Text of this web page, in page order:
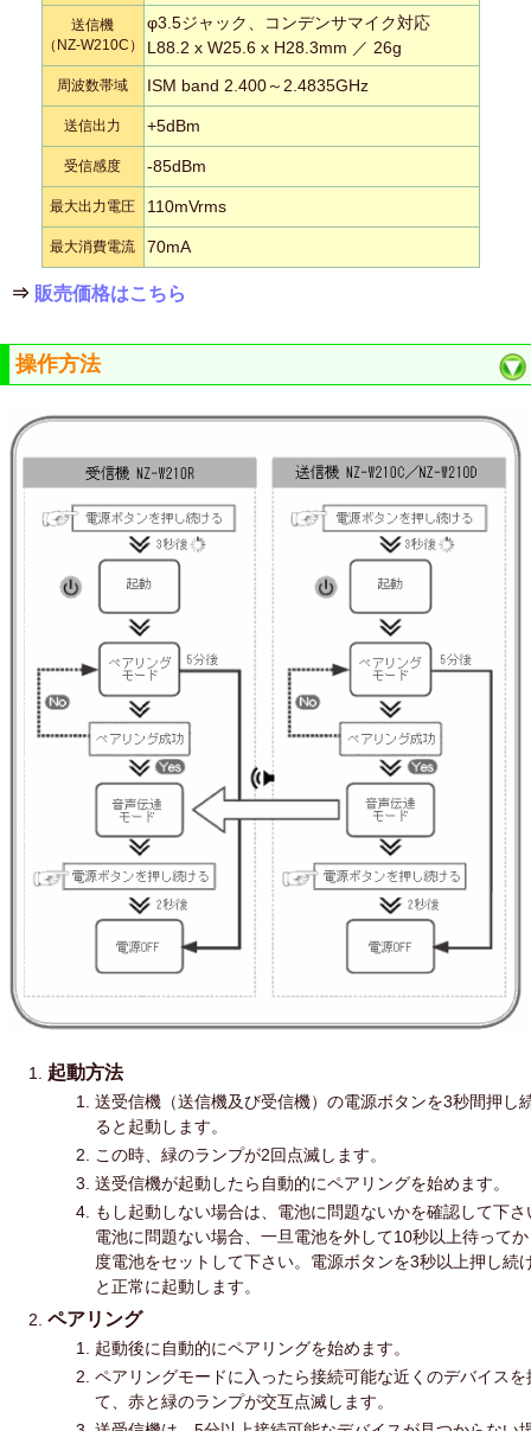
送信機
（NZ-W210C）
φ3.5ジャック、コンデンサマイク対応
L88.2 x W25.6 x H28.3mm ／ 26g
周波数帯域 ISM band 2.400～2.4835GHz
送信出力 +5dBm
受信感度 -85dBm
最大出力電圧 110mVrms
最大消費電流 70mA
⇒ 販売価格はこちら
操作方法
起動方法
送受信機（送信機及び受信機）の電源ボタンを3秒間押し
ると起動します。
この時、緑のランプが2回点滅します。
送受信機が起動したら自動的にペアリングを始めます。
もし起動しない場合は、電池に問題ないかを確認して下さ
電池に問題ない場合、一旦電池を外して10秒以上待って
度電池をセットして下さい。電源ボタンを3秒以上押し続
と正常に起動します。
ペアリング
起動後に自動的にペアリングを始めます。
ペアリングモードに入ったら接続可能な近くのデバイスを
て、赤と緑のランプが交互点滅します。